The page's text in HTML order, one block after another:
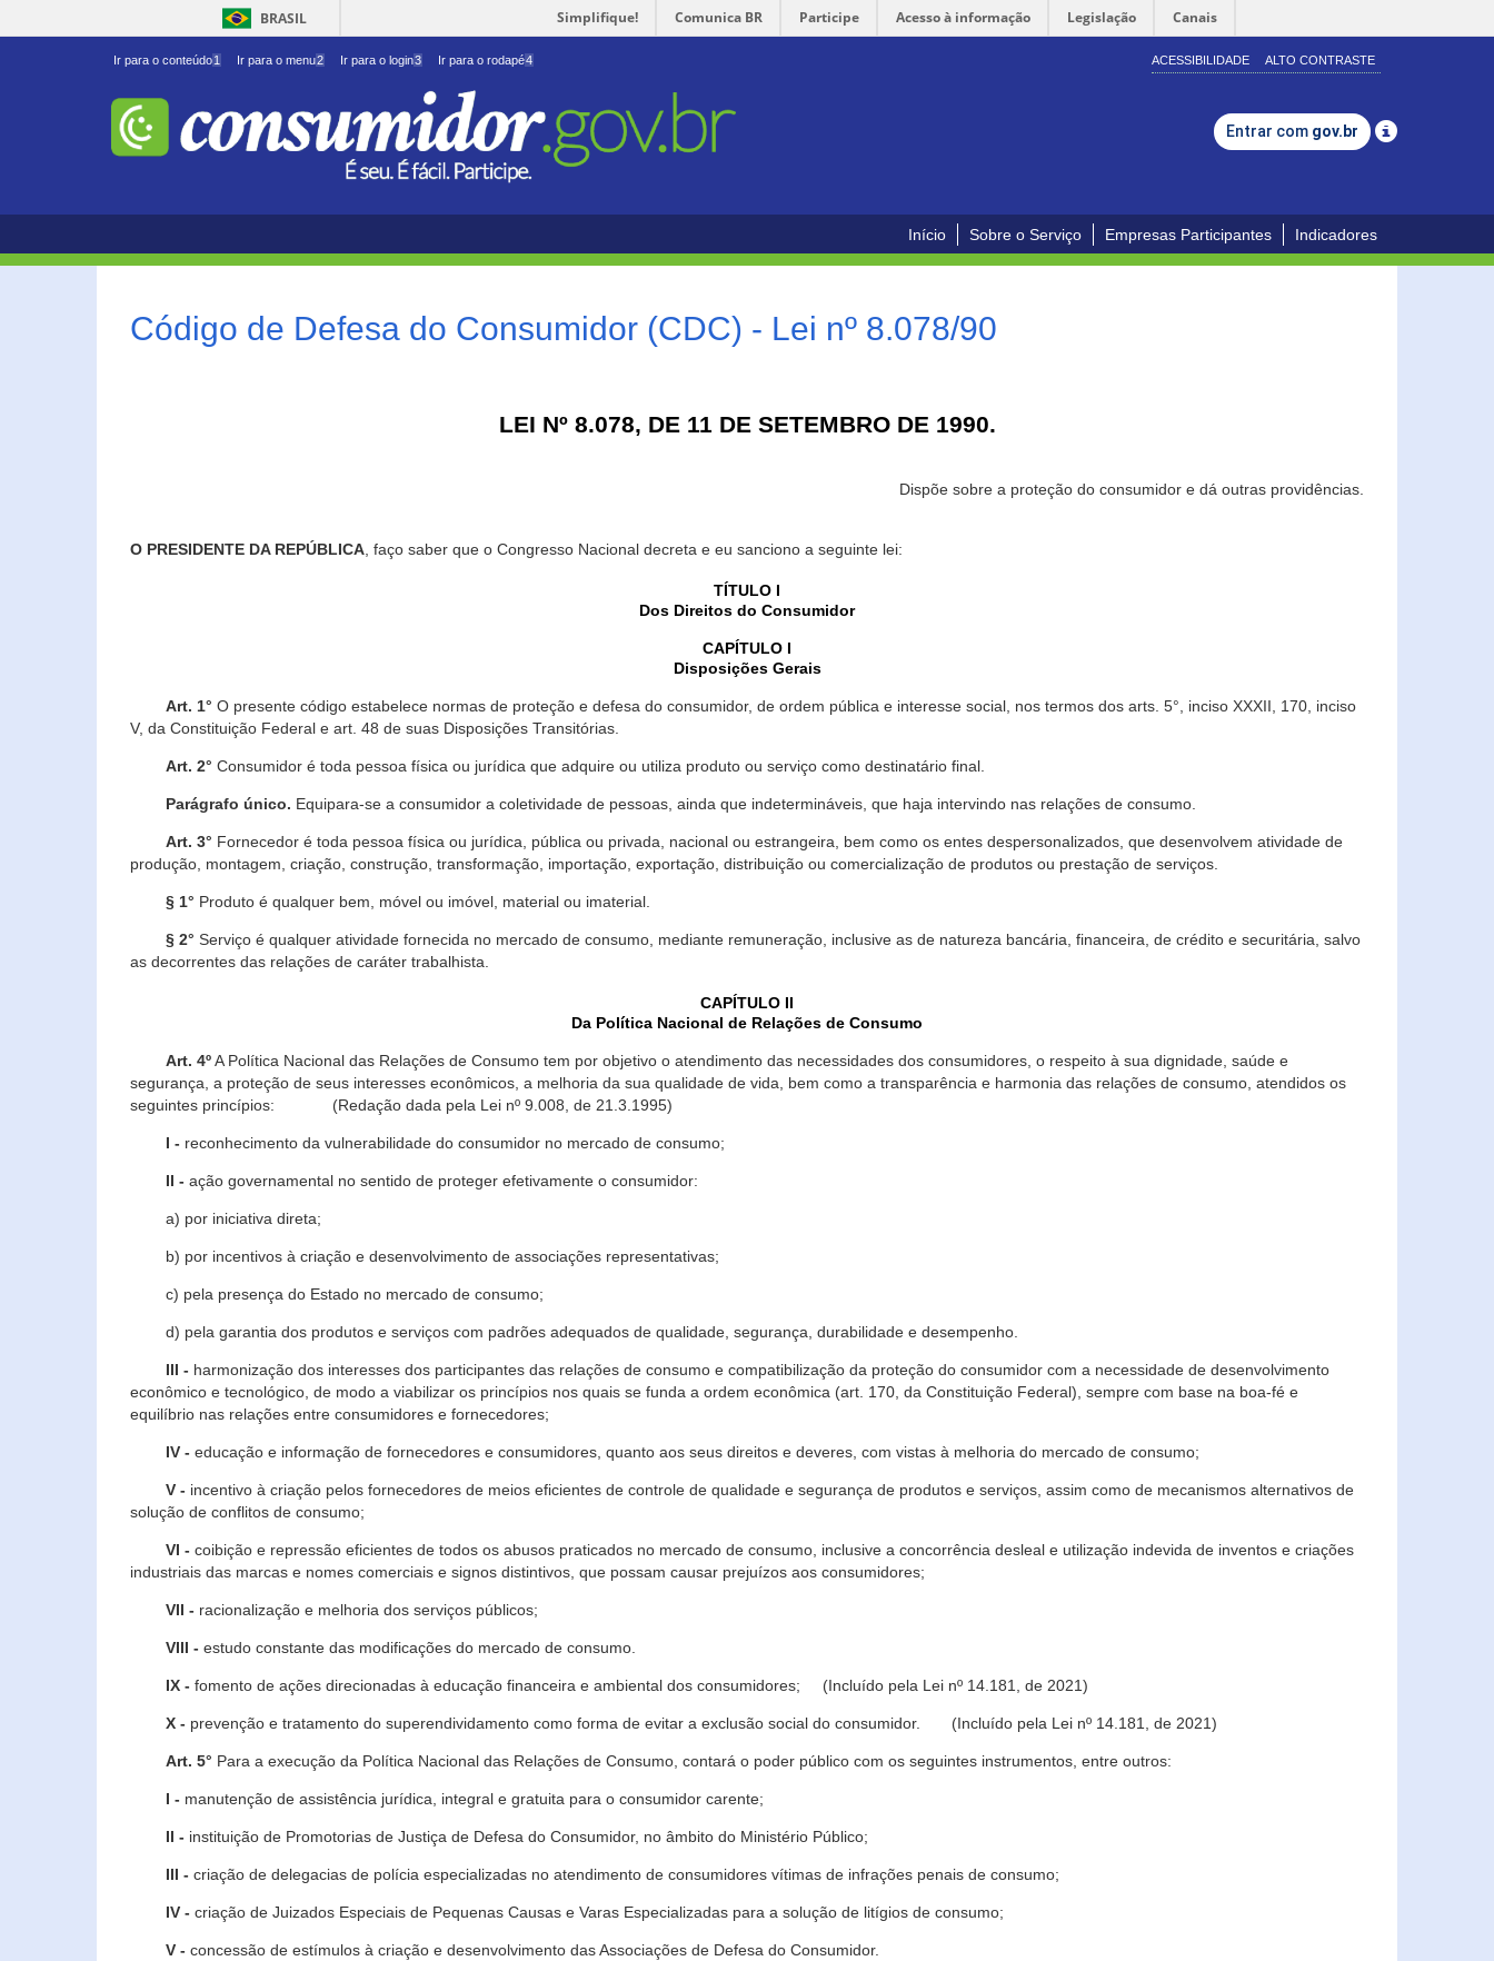
BRASIL Simplifique! Comunica BR Participe Acesso à informação Legislação Canais
Ir para o conteúdo1 Ir para o menu2 Ir para o login3 Ir para o rodapé4 ACESSIBILIDADE ALTO CONTRASTE
Entrar com gov.br
Início Sobre o Serviço Empresas Participantes Indicadores
Código de Defesa do Consumidor (CDC) - Lei nº 8.078/90
LEI Nº 8.078, DE 11 DE SETEMBRO DE 1990.
Dispõe sobre a proteção do consumidor e dá outras providências.
O PRESIDENTE DA REPÚBLICA, faço saber que o Congresso Nacional decreta e eu sanciono a seguinte lei:
TÍTULO I
Dos Direitos do Consumidor
CAPÍTULO I
Disposições Gerais
Art. 1° O presente código estabelece normas de proteção e defesa do consumidor, de ordem pública e interesse social, nos termos dos arts. 5°, inciso XXXII, 170, inciso
V, da Constituição Federal e art. 48 de suas Disposições Transitórias.
Art. 2° Consumidor é toda pessoa física ou jurídica que adquire ou utiliza produto ou serviço como destinatário final.
Parágrafo único. Equipara-se a consumidor a coletividade de pessoas, ainda que indetermináveis, que haja intervindo nas relações de consumo.
Art. 3° Fornecedor é toda pessoa física ou jurídica, pública ou privada, nacional ou estrangeira, bem como os entes despersonalizados, que desenvolvem atividade de
produção, montagem, criação, construção, transformação, importação, exportação, distribuição ou comercialização de produtos ou prestação de serviços.
§ 1° Produto é qualquer bem, móvel ou imóvel, material ou imaterial.
§ 2° Serviço é qualquer atividade fornecida no mercado de consumo, mediante remuneração, inclusive as de natureza bancária, financeira, de crédito e securitária, salvo
as decorrentes das relações de caráter trabalhista.
CAPÍTULO II
Da Política Nacional de Relações de Consumo
Art. 4ºA Política Nacional das Relações de Consumo tem por objetivo o atendimento das necessidades dos consumidores, o respeito à sua dignidade, saúde e
segurança, a proteção de seus interesses econômicos, a melhoria da sua qualidade de vida, bem como a transparência e harmonia das relações de consumo, atendidos os
seguintes princípios: (Redação dada pela Lei nº 9.008, de 21.3.1995)
I - reconhecimento da vulnerabilidade do consumidor no mercado de consumo;
II - ação governamental no sentido de proteger efetivamente o consumidor:
a) por iniciativa direta;
b) por incentivos à criação e desenvolvimento de associações representativas;
c) pela presença do Estado no mercado de consumo;
d) pela garantia dos produtos e serviços com padrões adequados de qualidade, segurança, durabilidade e desempenho.
III - harmonização dos interesses dos participantes das relações de consumo e compatibilização da proteção do consumidor com a necessidade de desenvolvimento
econômico e tecnológico, de modo a viabilizar os princípios nos quais se funda a ordem econômica (art. 170, da Constituição Federal), sempre com base na boa-fé e
equilíbrio nas relações entre consumidores e fornecedores;
IV - educação e informação de fornecedores e consumidores, quanto aos seus direitos e deveres, com vistas à melhoria do mercado de consumo;
V - incentivo à criação pelos fornecedores de meios eficientes de controle de qualidade e segurança de produtos e serviços, assim como de mecanismos alternativos de
solução de conflitos de consumo;
VI - coibição e repressão eficientes de todos os abusos praticados no mercado de consumo, inclusive a concorrência desleal e utilização indevida de inventos e criações
industriais das marcas e nomes comerciais e signos distintivos, que possam causar prejuízos aos consumidores;
VII - racionalização e melhoria dos serviços públicos;
VIII - estudo constante das modificações do mercado de consumo.
IX - fomento de ações direcionadas à educação financeira e ambiental dos consumidores; (Incluído pela Lei nº 14.181, de 2021)
X - prevenção e tratamento do superendividamento como forma de evitar a exclusão social do consumidor. (Incluído pela Lei nº 14.181, de 2021)
Art. 5° Para a execução da Política Nacional das Relações de Consumo, contará o poder público com os seguintes instrumentos, entre outros:
I - manutenção de assistência jurídica, integral e gratuita para o consumidor carente;
II - instituição de Promotorias de Justiça de Defesa do Consumidor, no âmbito do Ministério Público;
III - criação de delegacias de polícia especializadas no atendimento de consumidores vítimas de infrações penais de consumo;
IV - criação de Juizados Especiais de Pequenas Causas e Varas Especializadas para a solução de litígios de consumo;
V - concessão de estímulos à criação e desenvolvimento das Associações de Defesa do Consumidor.